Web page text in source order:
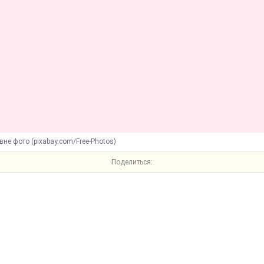
фото (pixabay.com/Free-Photos)
Поделиться: